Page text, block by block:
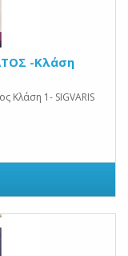
-Κλάση
Κλάση 1- SIGVARIS